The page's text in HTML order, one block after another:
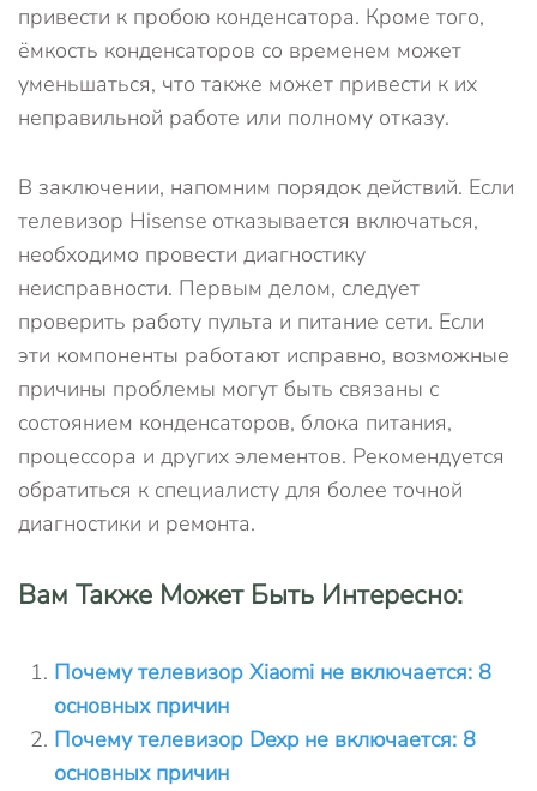
привести к пробою конденсатора. Кроме того,
ёмкость конденсаторов со временем может
уменьшаться, что также может привести к их
неправильной работе или полному отказу.
В заключении, напомним порядок действий. Если
телевизор Hisense отказывается включаться,
необходимо провести диагностику
неисправности. Первым делом, следует
проверить работу пульта и питание сети. Если
эти компоненты работают исправно, возможные
причины проблемы могут быть связаны с
состоянием конденсаторов, блока питания,
процессора и других элементов. Рекомендуется
обратиться к специалисту для более точной
диагностики и ремонта.
Вам Также Может Быть Интересно:
Почему телевизор Xiaomi не включается: 8
основных причин
Почему телевизор Dexp не включается: 8
основных причин